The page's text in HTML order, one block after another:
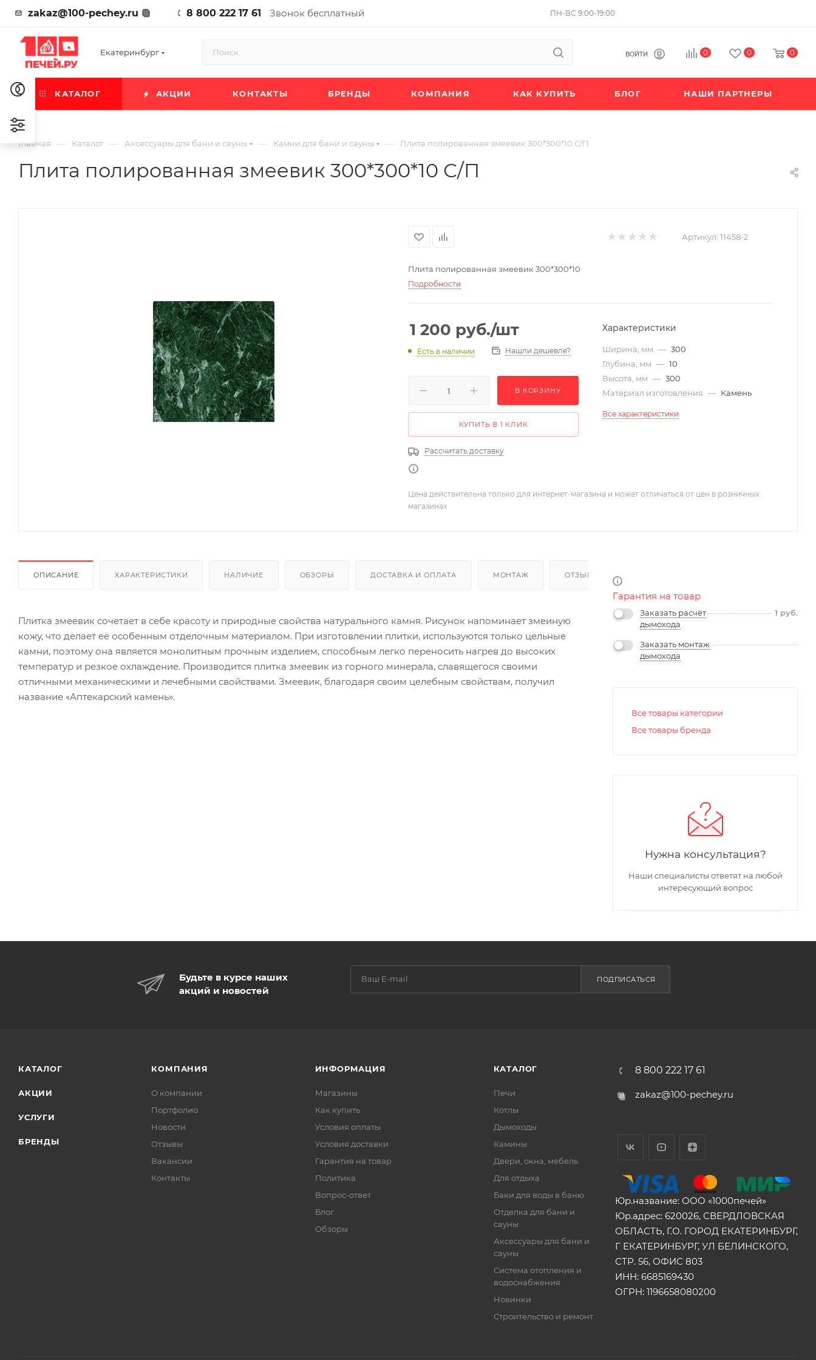
zakaz@100-pechey.ru 8 800 222 17 61 Звонок бесплатный ПН-ВС 9:00-19:00
Екатеринбург ВОЙТИ 0 0 0
КАТАЛОГ АКЦИИ КОНТАКТЫ БРЕНДЫ КОМПАНИЯ КАК КУПИТЬ БЛОГ НАШИ ПАРТНЕРЫ
Главная — Каталог — Аксессуары для бани и сауны — Камни для бани и сауны — Плита полированная змеевик 300*300*10 С/П
Плита полированная змеевик 300*300*10 С/П
Артикул: 11458-2
Плита полированная змеевик 300*300*10
Подробности
1 200 руб./шт
Есть в наличии Нашли дешевле?
В КОРЗИНУ
КУПИТЬ В 1 КЛИК
Рассчитать доставку
Характеристики
Ширина, мм — 300
Глубина, мм — 10
Высота, мм — 300
Материал изготовления — Камень
Все характеристики
Цена действительна только для интернет-магазина и может отличаться от цен в розничных
магазинах
ОПИСАНИЕ ХАРАКТЕРИСТИКИ НАЛИЧИЕ ОБЗОРЫ ДОСТАВКА И ОПЛАТА МОНТАЖ ОТЗЫВЫ
Плитка змеевик сочетает в себе красоту и природные свойства натурального камня. Рисунок напоминает змеиную
кожу, что делает её особенным отделочным материалом. При изготовлении плитки, используются только цельные
камни, поэтому она является монолитным прочным изделием, способным легко переносить нагрев до высоких
температур и резкое охлаждение. Производится плитка змеевик из горного минерала, славящегося своими
отличными механическими и лечебными свойствами. Змеевик, благодаря своим целебным свойствам, получил
название «Аптекарский камень».
Гарантия на товар
Заказать расчёт
дымохода
1 руб.
Заказать монтаж
дымохода
Все товары категории
Все товары бренда
Нужна консультация?
Наши специалисты ответят на любой
интересующий вопрос
Будьте в курсе наших
акций и новостей
ПОДПИСАТЬСЯ
КАТАЛОГ
АКЦИИ
УСЛУГИ
БРЕНДЫ
КОМПАНИЯ
О компании
Портфолио
Новости
Отзывы
Вакансии
Контакты
ИНФОРМАЦИЯ
Магазины
Как купить
Условия оплаты
Условия доставки
Гарантия на товар
Политика
Вопрос-ответ
Блог
Обзоры
КАТАЛОГ
Печи
Котлы
Дымоходы
Камины
Двери, окна, мебель
Для отдыха
Баки для воды в баню
Отделка для бани и
сауны
Аксессуары для бани и
сауны
Система отопления и
водоснабжения
Новинки
Строительство и ремонт
8 800 222 17 61
zakaz@100-pechey.ru
Юр.название: ООО «1000печей»
Юр.адрес: 620026, СВЕРДЛОВСКАЯ
ОБЛАСТЬ, Г.О. ГОРОД ЕКАТЕРИНБУРГ,
Г ЕКАТЕРИНБУРГ, УЛ БЕЛИНСКОГО,
СТР. 56, ОФИС 803
ИНН: 6685169430
ОГРН: 1196658080200